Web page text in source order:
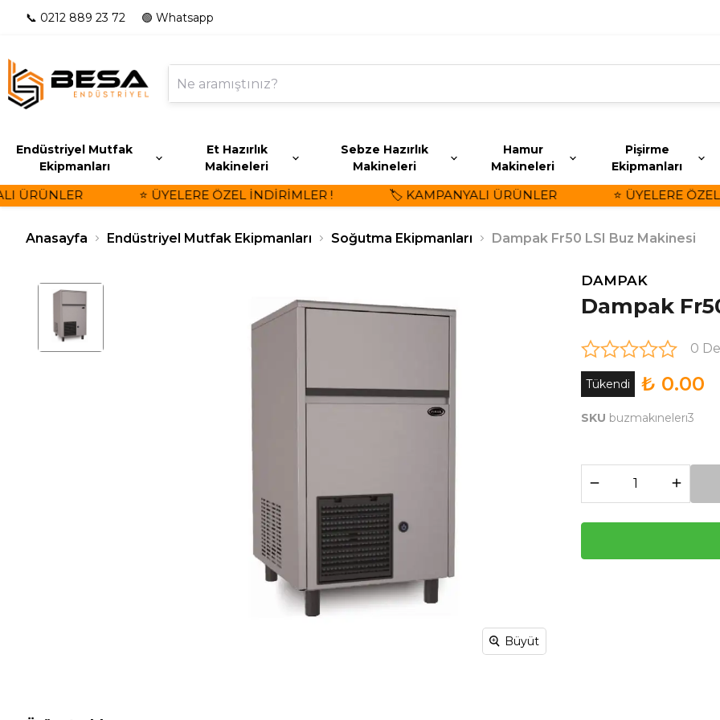
📞 0212 889 23 72 🟢 Whatsapp
Endüstriyel Mutfak
Ekipmanları
Et Hazırlık
Makineleri
Sebze Hazırlık
Makineleri
Hamur
Makineleri
Pişirme
Ekipmanları
⭐ ÜYELERE ÖZEL İNDİRİMLER ! 🏷️ KAMPANYALI ÜRÜNLER ⭐ ÜYELERE ÖZEL
Anasayfa Endüstriyel Mutfak Ekipmanları Soğutma Ekipmanları Dampak Fr50 LSI Buz Makinesi
Büyüt
DAMPAK
Dampak
0
Tükendi ₺ 0.00
SKU buzmakınelerı3